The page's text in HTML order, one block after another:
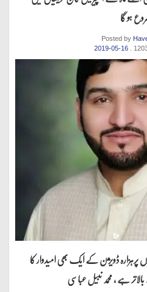
ہو گا
Posted by
2019-05-16
.
ڈویژن کے ایک بھی امیدوار کا
ہے ، محمد نبیل عباسی